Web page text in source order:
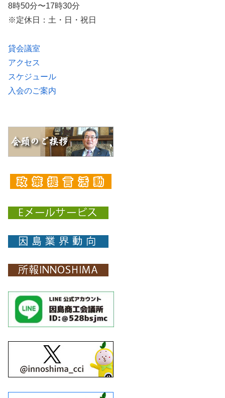
8時50分〜17時30分
※定休日：土・日・祝日
貸会議室
アクセス
スケジュール
入会のご案内